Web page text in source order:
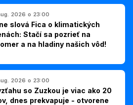
2026 o 23:00
slová Fica o klimatických
Stačí sa pozrieť na
a na hladiny našich vôd!
2026 o 23:00
so Zuzkou je viac ako 20
dnes prekvapuje - otvorene